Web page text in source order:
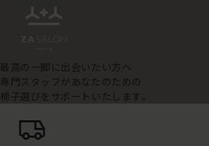
最高の一脚に出会いたい方へ
専門スタッフがあなたのための
椅子選びをサポートいたします。